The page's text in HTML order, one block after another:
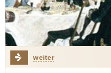
weiter